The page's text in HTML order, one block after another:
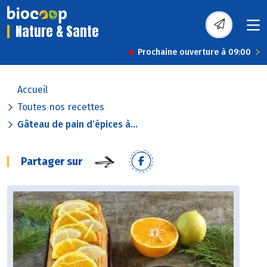
Nature & Sante
Prochaine ouverture à 09:00
Accueil
Toutes nos recettes
Gâteau de pain d’épices à...
Partager sur